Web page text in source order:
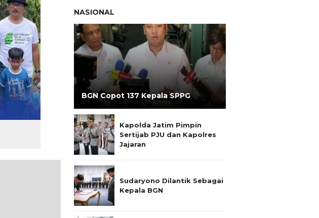
NASIONAL
BGN Copot 137 Kepala SPPG
Kapolda Jatim Pimpin
Sertijab PJU dan Kapolres
Jajaran
Sudaryono Dilantik Sebagai
Kepala BGN